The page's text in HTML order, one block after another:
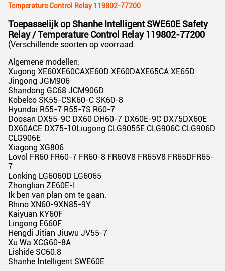
Temperature Control Relay 119802-77200
Toepasselijk op Shanhe Intelligent SWE60E Safety
Relay / Temperature Control Relay 119802-77200
(Verschillende soorten op voorraad.
Algemene modellen:
Xugong XE60XE60CAXE60D XE60DAXE65CA XE65D
Jingong JGM906
Shandong GC68 JCM906D
Kobelco SK55-CSK60-C SK60-8
Hyundai R55-7 R55-7S R60-7
Doosan DX55-9C DX60 DH60-7 DX60E-9C DX75DX60E
DX60ACE DX75-10Liugong CLG9055E CLG906C CLG906D
CLG906E
Xiagong XG806
Lovol FR60 FR60-7 FR60-8 FR60V8 FR65V8 FR65DFR65-
7
Lonking LG6060D LG6065
Zhonglian ZE60E-I
Ik ben van plan om te gaan.
Rhino XN60-9XN85-9Y
Kaiyuan KY60F
Lingong E660F
Hengdi Jitian Jiuwu JV55-7
Xu Wa XCG60-8A
Lishide SC60.8
Shanhe Intelligent SWE60E